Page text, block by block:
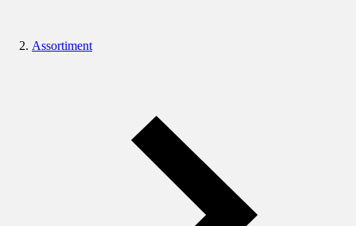
Assortiment